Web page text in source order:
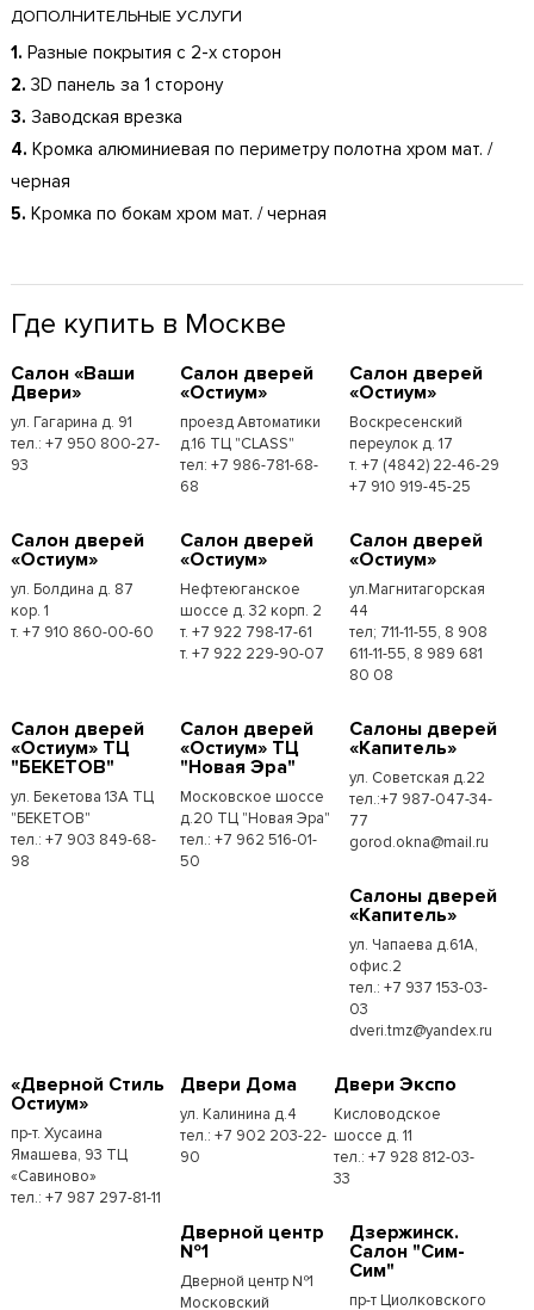
ДОПОЛНИТЕЛЬНЫЕ УСЛУГИ
1. Разные покрытия с 2-х сторон
2. 3D панель за 1 сторону
3. Заводская врезка
4. Кромка алюминиевая по периметру полотна хром мат. /
черная
5. Кромка по бокам хром мат. / черная
Где купить в Москве
Cалон «Ваши
Двери»
ул. Гагарина д. 91
тел.: +7 950 800-27-
93
Cалон дверей
«Остиум»
проезд Автоматики
д.16 ТЦ "CLASS"
тел: +7 986-781-68-
68
Cалон дверей
«Остиум»
Воскресенский
переулок д. 17
т. +7 (4842) 22-46-29
+7 910 919-45-25
Cалон дверей
«Остиум»
ул. Болдина д. 87
кор. 1
т. +7 910 860-00-60
Cалон дверей
«Остиум»
Нефтеюганское
шоссе д. 32 корп. 2
т. +7 922 798-17-61
т. +7 922 229-90-07
Cалон дверей
«Остиум»
ул.Магнитагорская
44
тел; 711-11-55, 8 908
611-11-55, 8 989 681
80 08
Cалон дверей
«Остиум» ТЦ
"БЕКЕТОВ"
ул. Бекетова 13А ТЦ
"БЕКЕТОВ"
тел.: +7 903 849-68-
98
Cалон дверей
«Остиум» ТЦ
"Новая Эра"
Московское шоссе
д.20 ТЦ "Новая Эра"
тел.: +7 962 516-01-
50
Cалоны дверей
«Капитель»
ул. Советская д.22
тел.:+7 987-047-34-
77
gorod.okna@mail.ru
Cалоны дверей
«Капитель»
ул. Чапаева д.61А,
офис.2
тел.: +7 937 153-03-
03
dveri.tmz@yandex.ru
«Дверной Стиль
Остиум»
пр-т. Хусаина
Ямашева, 93 ТЦ
«Савиново»
тел.: +7 987 297-81-11
Двери Дома
ул. Калинина д.4
тел.: +7 902 203-22-
90
Двери Экспо
Кисловодское
шоссе д. 11
тел.: +7 928 812-03-
33
Дверной центр
№1
Дверной центр №1
Московский
Дзержинск.
Салон "Сим-
Сим"
пр-т Циолковского